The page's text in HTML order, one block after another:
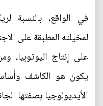
في الواقع، بالنسبة
لمخيلته المطبقة على
على إنتاج اليوتوبيا،
يكون هو الكاشف
الأيديولوجيا بصفتها